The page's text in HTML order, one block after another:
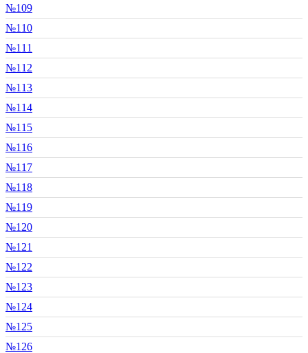
№109
№110
№111
№112
№113
№114
№115
№116
№117
№118
№119
№120
№121
№122
№123
№124
№125
№126